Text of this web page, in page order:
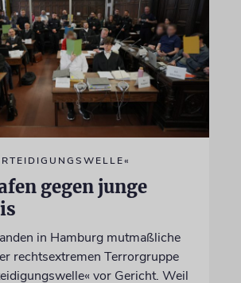
gegen junge
in Hamburg mutmaßliche
rechtsextremen Terrorgruppe
vor Gericht. Weil